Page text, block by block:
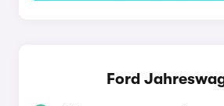
Ford